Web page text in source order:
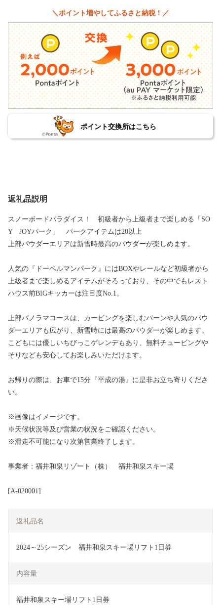
＼ポイント増やしてふるさと納税！／
ポイント交換所はこちら
返礼品説明
スノーボードパラダイス！ 初級者から上級者まで楽しめる「SO
Y JOYパーク」 パークアイテムは20以上
上部パウダーエリアは新雪時最高のパウダーが楽しめます。
人気の『ドーベルマンパーク』にはBOXやレールなど初級者から
上級者まで楽しめるアイテムがそろっており、その中でもレスト
ハウス前BIGキッカーは注目度No.1。
上部パノラマコースは、カービングを楽しむバーンや人気のパウ
ダーエリアも広がり、新雪時には最高のパウダーが楽しめます。
こどもには優しいちびっこゲレンデもあり、無料チュービングや
そりなども安心してお楽しみいただけます。
お帰りの際は、お車で15分『平成の湯』に是非お立ち寄りくださ
い。
※画像はイメージです。
※天候状況等及び営業の状況をご確認ください。
※滑走不可能になり次第営業終了します。
事業者：福井和泉リゾート（株） 福井和泉スキー場
[A-020001]
返礼品名
2024～25シーズン　福井和泉スキー場リフト1日券
内容量
福井和泉スキー場リフト1日券